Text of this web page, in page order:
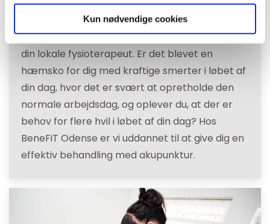
Kun nødvendige cookies
blevet forværret, og er de blevet et generende
element i din hverdag, så anbefaler vi dig, at du
søger hjælp hos din egen læge eller kontakter
din lokale fysioterapeut. Er det blevet en
hæmsko for dig med kraftige smerter i løbet af
din dag, hvor det er svært at opretholde den
normale arbejdsdag, og oplever du, at der er
behov for flere hvil i løbet af din dag? Hos
BeneFiT Odense er vi uddannet til at give dig en
effektiv behandling med akupunktur.